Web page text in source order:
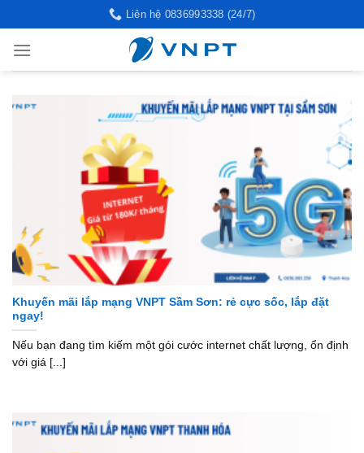
to
content
Liên hệ 0836993338 (24/7)
Khuyến mãi lắp mạng VNPT Sầm Sơn: rẻ cực sốc, lắp đặt
ngay!
Nếu bạn đang tìm kiếm một gói cước internet chất lượng, ổn định
với giá [...]